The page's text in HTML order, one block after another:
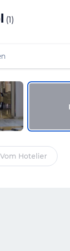
(1)
Vom Hotelier